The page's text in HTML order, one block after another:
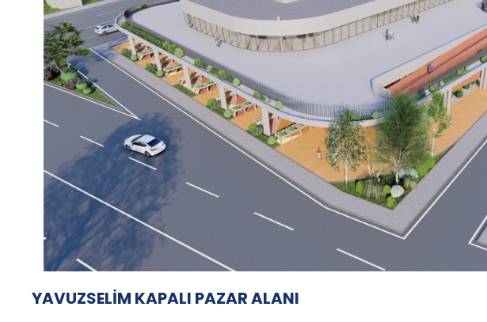
YAVUZSELİM KAPALI PAZAR ALANI